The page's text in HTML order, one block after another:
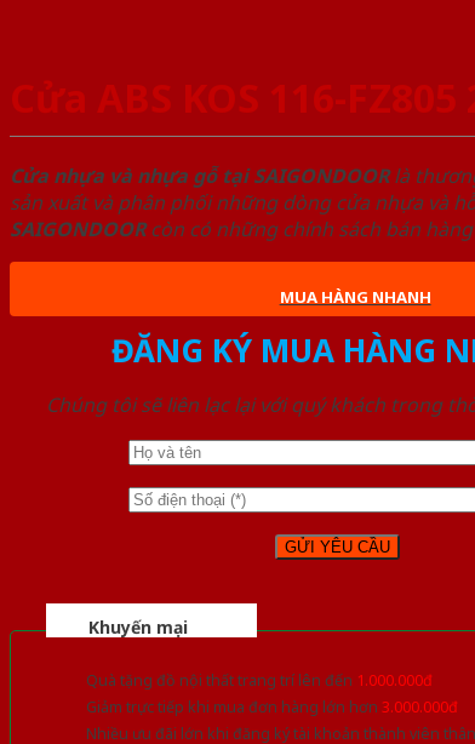
Cửa ABS KOS 116-FZ805
Cửa nhựa và nhựa gỗ tại SAIGONDOORlà
sản xuất và phân phối những dòng cửa nhựa và
SAIGONDOORcòn có những chính sách bán hàng
MUA HÀNG NHANH
ĐĂNG KÝ MUA HÀNG
Chúng tôi sẽ liên lạc lại với quý khách trong
Khuyến mại
Quà tặng đồ nội thất trang trí lên đến 1.000.000đ
Giảm trực tiếp khi mua đơn hàng lớn hơn 3.000.000đ
Nhiều ưu đãi lớn khi đăng ký tài khoản thành viên